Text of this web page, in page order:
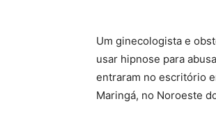
Um ginecologista e
usar hipnose para
entraram no escritório
Maringá, no Noroeste